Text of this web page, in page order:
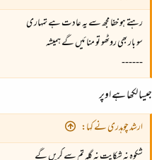
رہتے ہو خفا مجھ سے یہ عادت ہے تمہاری
سو بار بھی روٹھو تو منائیں گے ہمیشہ
------
جیسا لکھا ہے اوپر
ارشد چوہدری نے کہا: